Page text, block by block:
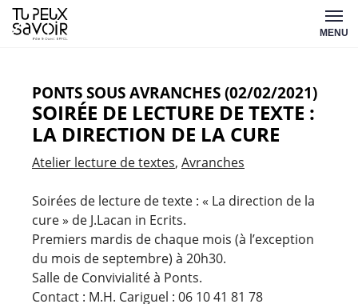
Aller
au
MENU
PONTS SOUS AVRANCHES (02/02/2021)
SOIRÉE DE LECTURE DE TEXTE :
LA DIRECTION DE LA CURE
Atelier lecture de textes Avranches
Soirées de lecture de texte : « La direction de la
cure » de J.Lacan in Ecrits.
Premiers mardis de chaque mois (à l’exception
du mois de septembre) à 20h30.
Salle de Convivialité à Ponts.
Contact : M.H. Cariguel : 06 10 41 81 78